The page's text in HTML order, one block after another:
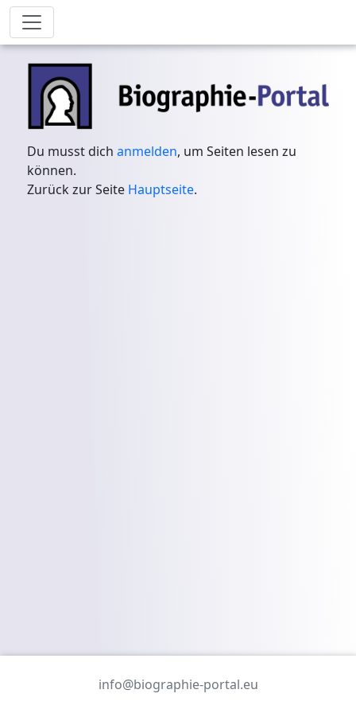
Du musst dichanmelden, um Seiten lesen zu
können.
Zurück zur Seite Hauptseite.
info@biographie-portal.eu